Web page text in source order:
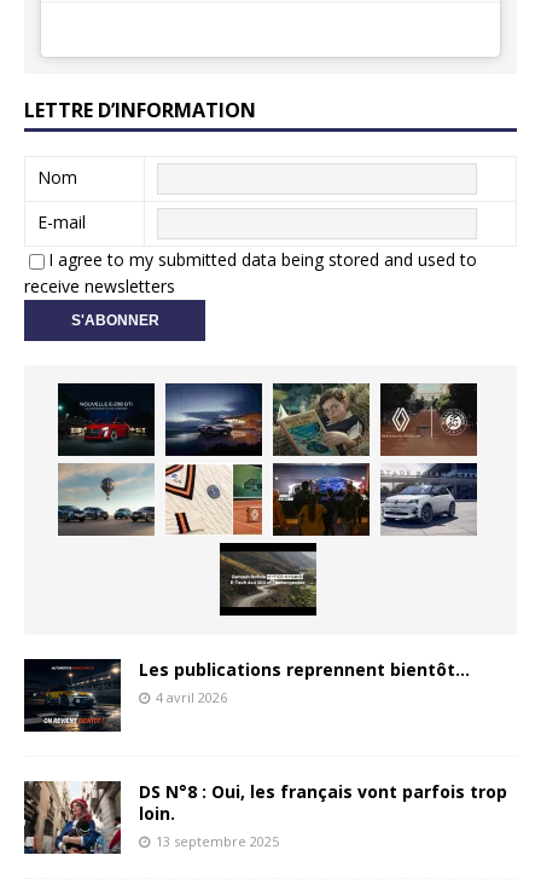
LETTRE D’INFORMATION
Nom
E-mail
I agree to my submitted data being stored and used to
receive newsletters
Les publications reprennent bientôt…
4 avril 2026
DS N°8 : Oui, les français vont parfois trop
loin.
13 septembre 2025